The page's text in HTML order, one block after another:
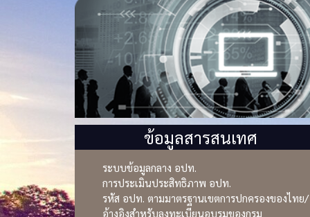
ข้อมูลสารสนเทศ
ระบบข้อมูลกลาง อปท.
การประเมินประสิทธิภาพ อปท.
รหัส อปท. ตามมาตรฐานเขตการปกครองของไทย/
อ้างอิงสำหรับลงทะเบียนอบรมของกรม